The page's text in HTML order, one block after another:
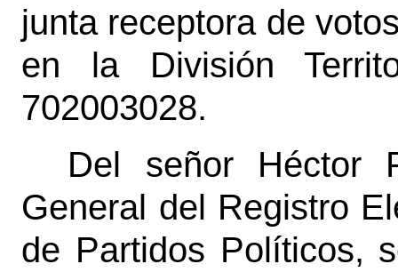
junta receptora de
en la División
702003028.
Del señor Héctor
General del Registro
de Partidos Políticos,